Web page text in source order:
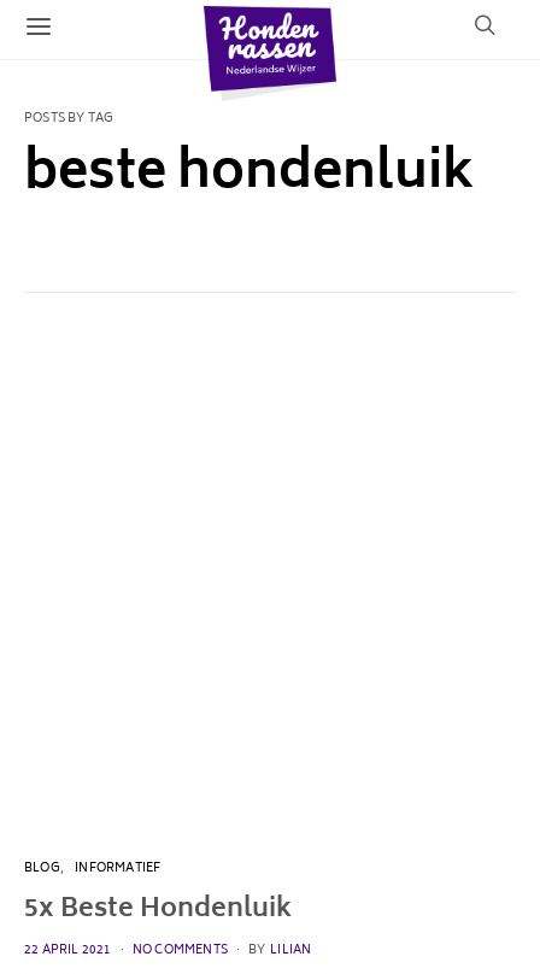
POSTS BY TAG
beste hondenluik
BLOG INFORMATIEF
5x Beste Hondenluik
POSTED
22 APRIL 2021 NO COMMENTS BY LILIAN